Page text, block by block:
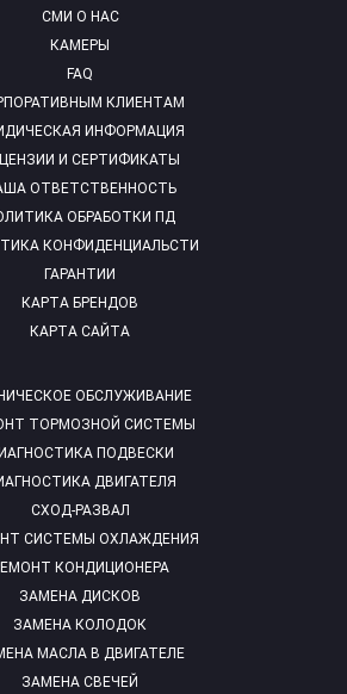
СМИ О НАС
КАМЕРЫ
FAQ
ОБСЛУЖИВАНИЕ
ТОРМОЗНОЙ СИСТЕМЫ
ПОДВЕСКИ
ДВИГАТЕЛЯ
СХОД-РАЗВАЛ
СИСТЕМЫ ОХЛАЖДЕНИЯ
КОНДИЦИОНЕРА
ЗАМЕНА ДИСКОВ
ЗАМЕНА КОЛОДОК
МАСЛА В ДВИГАТЕЛЕ
ЗАМЕНА СВЕЧЕЙ
КЛИЕНТАМ
ИНФОРМАЦИЯ
И СЕРТИФИКАТЫ
ОТВЕТСТВЕННОСТЬ
ОБРАБОТКИ ПД
КОНФИДЕНЦИАЛЬСТИ
ГАРАНТИИ
КАРТА БРЕНДОВ
КАРТА САЙТА